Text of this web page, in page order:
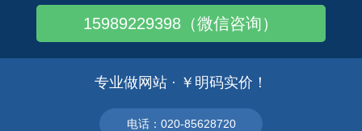
外贸网站稳定高效运营，适配海外市
场、保障访问顺畅，海外服务器是外
外贸行业的发展，越来越多的广州企
业开始意识到外贸建站的重要性，并
15989229398（微信咨询）
专业做网站 · ￥明码实价！
电话：020-85628720